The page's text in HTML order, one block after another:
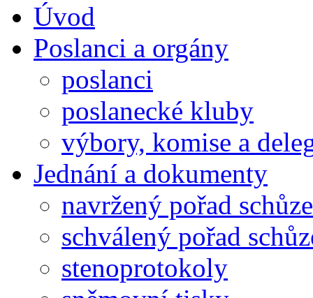
Úvod
Poslanci a orgány
poslanci
poslanecké kluby
výbory, komise a
Jednání a dokumenty
navržený pořad schůze
schválený pořad
stenoprotokoly